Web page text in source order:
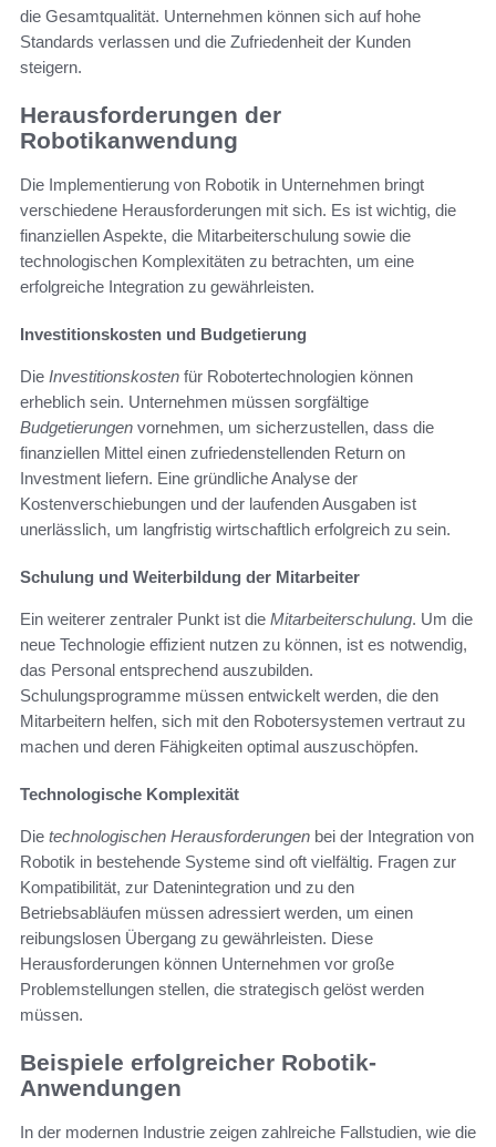
die Gesamtqualität. Unternehmen können sich auf hohe
Standards verlassen und die Zufriedenheit der Kunden
steigern.
Herausforderungen der
Robotikanwendung
Die Implementierung von Robotik in Unternehmen bringt
verschiedene Herausforderungen mit sich. Es ist wichtig, die
finanziellen Aspekte, die Mitarbeiterschulung sowie die
technologischen Komplexitäten zu betrachten, um eine
erfolgreiche Integration zu gewährleisten.
Investitionskosten und Budgetierung
Die Investitionskosten für Robotertechnologien können
erheblich sein. Unternehmen müssen sorgfältige
Budgetierungen vornehmen, um sicherzustellen, dass die
finanziellen Mittel einen zufriedenstellenden Return on
Investment liefern. Eine gründliche Analyse der
Kostenverschiebungen und der laufenden Ausgaben ist
unerlässlich, um langfristig wirtschaftlich erfolgreich zu sein.
Schulung und Weiterbildung der Mitarbeiter
Ein weiterer zentraler Punkt ist die Mitarbeiterschulung. Um die
neue Technologie effizient nutzen zu können, ist es notwendig,
das Personal entsprechend auszubilden.
Schulungsprogramme müssen entwickelt werden, die den
Mitarbeitern helfen, sich mit den Robotersystemen vertraut zu
machen und deren Fähigkeiten optimal auszuschöpfen.
Technologische Komplexität
Die technologischen Herausforderungen bei der Integration von
Robotik in bestehende Systeme sind oft vielfältig. Fragen zur
Kompatibilität, zur Datenintegration und zu den
Betriebsabläufen müssen adressiert werden, um einen
reibungslosen Übergang zu gewährleisten. Diese
Herausforderungen können Unternehmen vor große
Problemstellungen stellen, die strategisch gelöst werden
müssen.
Beispiele erfolgreicher Robotik-
Anwendungen
In der modernen Industrie zeigen zahlreiche Fallstudien, wie die